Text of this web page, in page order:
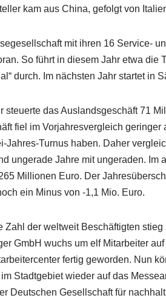
kam aus China, gefolgt von
mit ihren 16 Service-
So führt in diesem Jahr etwa die
durch. Im nächsten Jahr startet in
steuerte das Auslandsgeschäft 71
fiel im Vorjahresvergleich
Jahres-Turnus haben. Daher
ungerade Jahre mit ungeraden. Im
Millionen Euro. Der
ein Minus von -1,1 Mio. Euro.
Zahl der weltweit Beschäftigten
GmbH wuchs um elf Mitarbeiter
fertig geworden. Nun
Stadtgebiet wieder auf das
Deutschen Gesellschaft für